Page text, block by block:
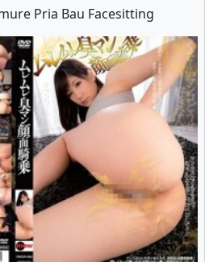
Pria Bau Facesitting